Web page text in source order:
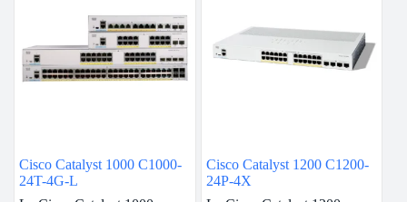
Cisco Catalyst 1000 C1000-
24T-4G-L
Cisco Catalyst 1200 C1200-
24P-4X